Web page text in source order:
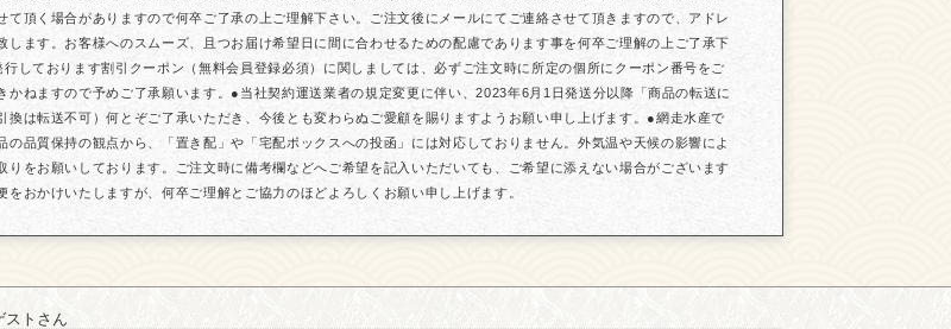
て頂く場合がありますので何卒ご了承の上ご理解下さい。ご注文後にメールにてご連絡させて頂きますので、アドレ
ます。お客様へのスムーズ、且つお届け希望日に間に合わせるための配慮であります事を何卒ご理解の上ご了承下
しております割引クーポン（無料会員登録必須）に関しましては、必ずご注文時に所定の個所にクーポン番号をご
かねますので予めご了承願います。●当社契約運送業者の規定変更に伴い、2023年6月1日発送分以降「商品の転送に
は転送不可）何とぞご了承いただき、今後とも変わらぬご愛顧を賜りますようお願い申し上げます。●網走水産で
品質保持の観点から、「置き配」や「宅配ボックスへの投函」には対応しておりません。外気温や天候の影響によ
をお願いしております。ご注文時に備考欄などへご希望を記入いただいても、ご希望に添えない場合がございます
おかけいたしますが、何卒ご理解とご協力のほどよろしくお願い申し上げます。
トさん